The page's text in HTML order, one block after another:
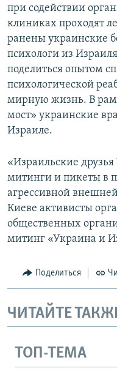
при содействии
клиниках проходят
ранены украинские
психологи из
поделиться опытом
психологической
мирную жизнь. В
мост» украинские
Израиле.
«Израильские
митинги и пикеты в
агрессивной
Киеве активисты
общественных
митинг «Украина и
Поделиться
ЧИТАЙТЕ
ТОП-ТЕМА